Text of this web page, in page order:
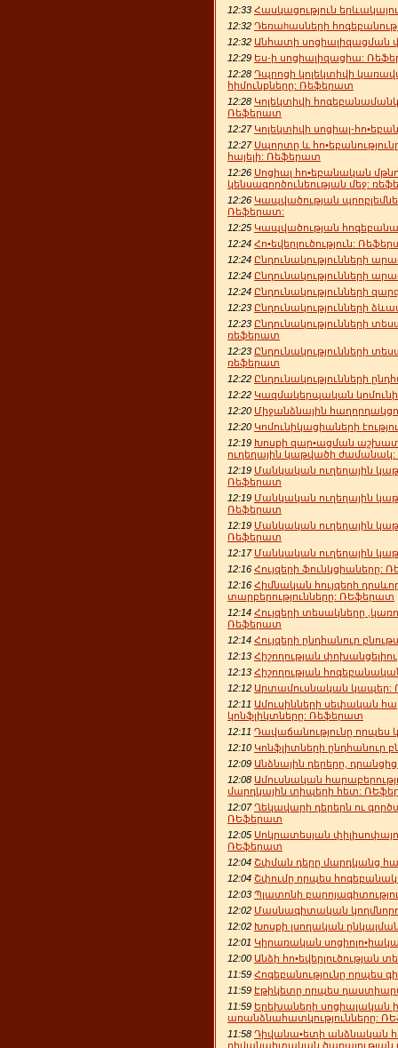
12:33 Հասկացություն
12:32 Դեռաhասների
12:32 Անհատի սոցիալիզացման
12:29 Ես-ի սոցիալիզացիա:
12:28 Դպրոցի կոլեկտիվի
հիմունքները: Ռեֆերատ
12:28 Կոլեկտիվի
Ռեֆերատ
12:27 Կոլեկտիվի սոցիալ-
12:27 Սպորտը և
հայելի: Ռեֆերատ
12:26 Սոցիալ հո•եբանական
կենսագործունեության մեջ:
12:26 Կապվածության
Ռեֆերատ:
12:25 Կապվածության
12:24 Հո•եվերլուծություն:
12:24 Ընդունակությունների
12:24 Ընդունակությունների
12:24 Ընդունակությունների
12:23 Ընդունակությունների
12:23 Ընդունակությունների
ռեֆերատ
12:23 Ընդունակությունների
ռեֆերատ
12:22 Ընդունակությունների
12:22 Կազմակերպական
12:20 Միջանձնային
12:20 Կոմունիկացիաների
12:19 Խոսքի զար•ացման
ուղեղային կաթվածի
12:19 Մանկական ուղեղային
Ռեֆերատ
12:19 Մանկական ուղեղային
Ռեֆերատ
12:19 Մանկական ուղեղային
Ռեֆերատ
12:17 Մանկական ուղեղային
12:16 Հույզերի ֆունկցիաները:
12:16 Հիմնական հույզերի
տարբերությունները: ՌԵֆերատ
12:14 Հույզերի տեսակները
Ռեֆերատ
12:14 Հույզերի ընդհանուր
12:13 Հիշողության
12:13 Հիշողության
12:12 Արտամուսնական կապեր:
12:11 Ամուսինների սեփական
կոնֆլիկտները: Ռեֆերատ
12:11 Դավաճանությունը
12:10 Կոնֆլիտների ընդհանուր
12:09 Անձնային դերերը,
12:08 Ամուսնական
մարդկային տիպերի հետ:
12:07 Ղեկավարի դերերն ու
ՌԵֆերատ
12:05 Սոկրատեսյան
ՌԵֆերատ
12:04 Շփման դերը մարդկանց
12:04 Շփումը որպես
12:03 Պլատոնի
12:02 Մասնագիտական
12:02 Խոսքի լսողական
12:01 Կիրառական
12:00 Անձի հո•եվերլուծության
11:59 Հոգեբանությունը որպես
11:59 Էթիկետը որպես
11:59 Երեխաների
առանձնահատկությունները:
11:58 Դիվանա•ետի անձնական
դիվանաիտական ծառայության